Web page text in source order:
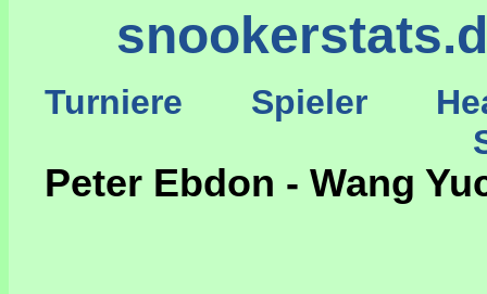
Turniere Spieler
Peter Ebdon - Wang